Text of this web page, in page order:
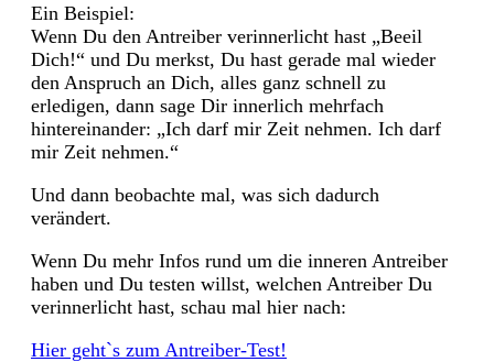
Ein Beispiel:
Wenn Du den Antreiber verinnerlicht hast „Beeil
Dich!“ und Du merkst, Du hast gerade mal wieder
den Anspruch an Dich, alles ganz schnell zu
erledigen, dann sage Dir innerlich mehrfach
hintereinander: „Ich darf mir Zeit nehmen. Ich darf
mir Zeit nehmen.“
Und dann beobachte mal, was sich dadurch
verändert.
Wenn Du mehr Infos rund um die inneren Antreiber
haben und Du testen willst, welchen Antreiber Du
verinnerlicht hast, schau mal hier nach:
Hier geht`s zum Antreiber-Test!